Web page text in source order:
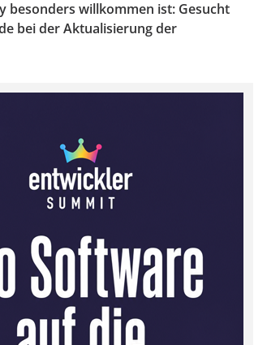
besonders willkommen ist: Gesucht
bei der Aktualisierung der